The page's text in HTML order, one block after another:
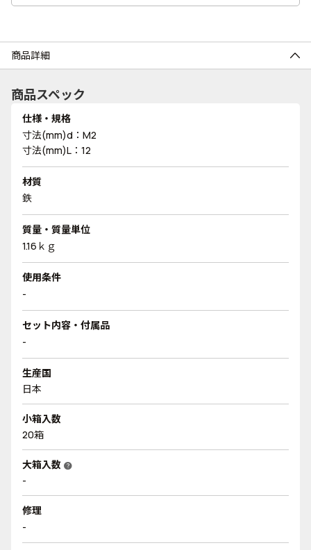
商品詳細
商品スペック
仕様・規格
寸法(mm)d：M2
寸法(mm)L：12
材質
鉄
質量・質量単位
1.16ｋｇ
使用条件
-
セット内容・付属品
-
生産国
日本
小箱入数
20箱
大箱入数 help
-
修理
-